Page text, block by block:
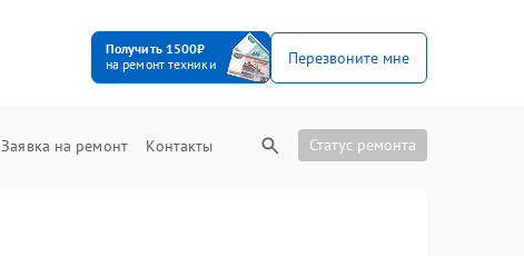
Получить 1500₽
на ремонт техники
Перезвоните мне
Заявка на ремонт Контакты Статус ремонта